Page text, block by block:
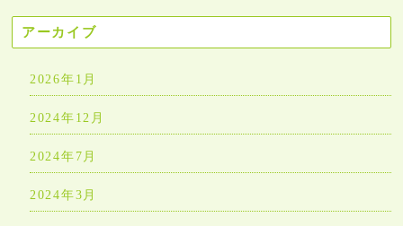
アーカイブ
2026年1月
2024年12月
2024年7月
2024年3月